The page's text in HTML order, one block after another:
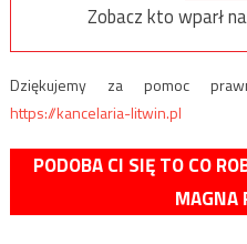
Zobacz kto wparł
Dziękujemy za pomoc
https://kancelaria-litwin.pl
PODOBA CI SIĘ TO CO
MAGNA